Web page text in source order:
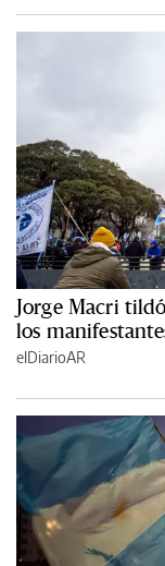
Jorge Macri
los
elDiarioAR